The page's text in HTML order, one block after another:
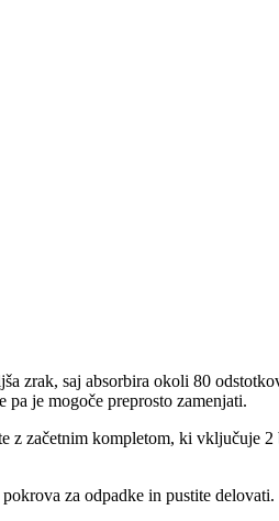
saj absorbira okoli 80
je mogoče preprosto zamenjati.
z začetnim kompletom, ki vključuje
za odpadke in pustite delovati.